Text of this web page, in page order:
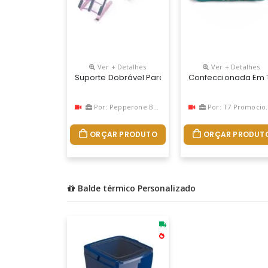
Ver + Detalhes
Suporte Dobrável Para Notebook Personalizado
Por: Pepperone Brindes
ORÇAR PRODUTO
Ver + Detalhes
Confeccionada Em
Por: T7 Promocional
ORÇAR
Balde térmico Personalizado